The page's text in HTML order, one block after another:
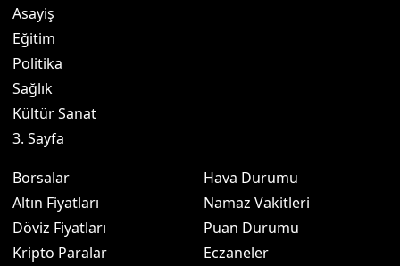
Asayiş
Eğitim
Politika
Sağlık
Kültür Sanat
3. Sayfa
Borsalar
Altın Fiyatları
Döviz Fiyatları
Kripto Paralar
Hava Durumu
Namaz Vakitleri
Puan Durumu
Eczaneler